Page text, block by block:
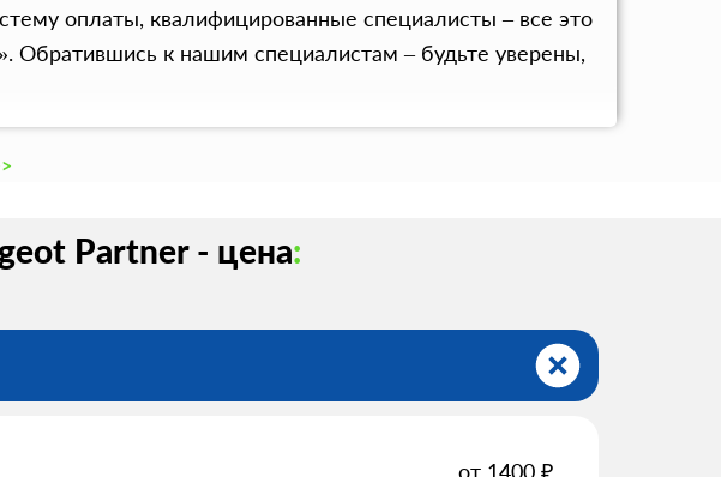
оплаты, квалифицированные специалисты – все это
Обратившись к нашим специалистам – будьте уверены,
Partner - цена:
от 1400 ₽